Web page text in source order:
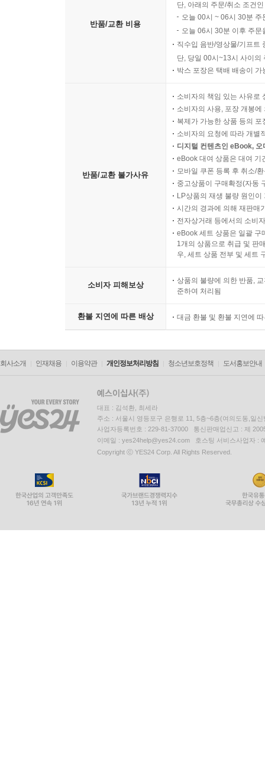
반품/교환 비용
단, 아래의 주문/취소 조건
오늘 00시 ~ 06시 30분
오늘 06시 30분 이후 주
직수입 음반/영상물/기프트
단, 당일 00시~13시 사이의
박스 포장은 택배 배송이
반품/교환 불가사유
소비자의 책임 있는 사유로
소비자의 사용, 포장 개봉
복제가 가능한 상품 등의
소비자의 요청에 따라 개별
디지털 컨텐츠인 eBook,
eBook 대여 상품은 대여 기
모바일 쿠폰 등록 후 취소/
중고상품이 구매확정(자동
LP상품의 재생 불량 원인
시간의 경과에 의해 재판매
전자상거래 등에서의 소비
eBook 세트 상품은 일괄 구
1개의 상품으로 취급 및 판
우, 세트 상품 전부 및 세트
소비자 피해보상
상품의 불량에 의한 반품,
준하여 처리됨
환불 지연에 따른 배상 대금 환불 및 환불 지연에
회사소개 인재채용 이용약관 개인정보처리방침 청소년보호정책 도서홍보안내
대표 : 김석환, 최세라
주소 : 서울시 영등포구 은행로 11, 5층~6층(여의도동,일신
사업자등록번호 : 229-81-37000 통신판매업신고 : 제
이메일 : yes24help@yes24.com 호스팅 서비스사업자 :
Copyright ⓒ YES24 Corp. All Rights Reserved.